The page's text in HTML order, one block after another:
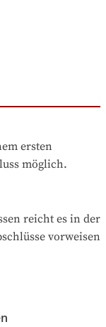
ersten
möglich.
reicht es in der
vorweisen